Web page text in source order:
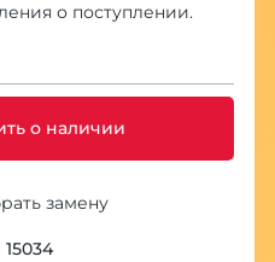
о поступлении.
о наличии
замену
15034